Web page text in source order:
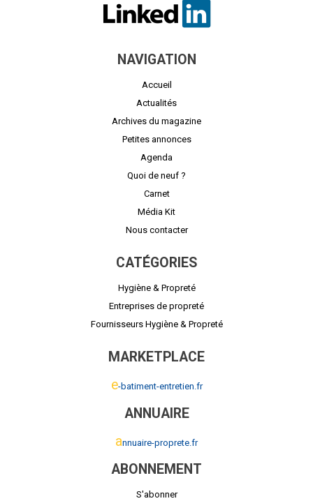
NAVIGATION
Accueil
Actualités
Archives du magazine
Petites annonces
Agenda
Quoi de neuf ?
Carnet
Média Kit
Nous contacter
CATÉGORIES
Hygiène & Propreté
Entreprises de propreté
Fournisseurs Hygiène & Propreté
MARKETPLACE
e-batiment-entretien.fr
ANNUAIRE
annuaire-proprete.fr
ABONNEMENT
S'abonner